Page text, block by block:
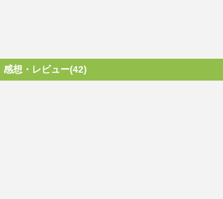
感想・レビュー(42)